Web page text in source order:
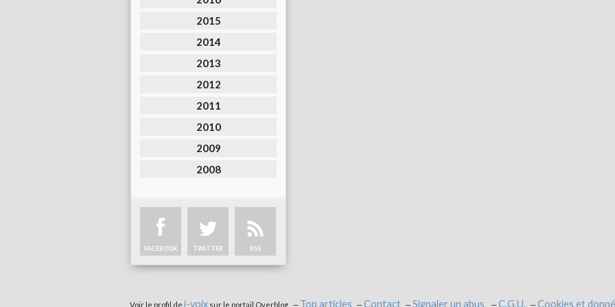
2015
2014
2013
2012
2011
2010
2009
2008
FACEBOOK TWITTER RSS
Voir le profil de i-voixsur le portail Overblog Top articles Contact Signaler un abus C.G.U. Cookies et